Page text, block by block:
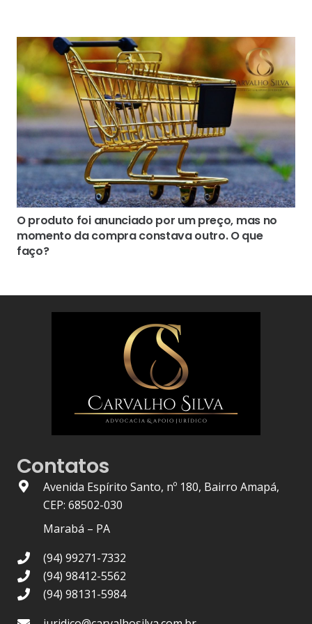
O produto foi anunciado por um preço, mas no
momento da compra constava outro. O que
faço?
Contatos
Avenida Espírito Santo, nº 180, Bairro Amapá,
CEP: 68502-030
Marabá – PA
(94) 99271-7332
(94) 98412-5562
(94) 98131-5984